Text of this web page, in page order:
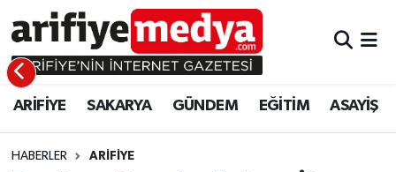
ARİFİYE SAKARYA GÜNDEM EĞİTİM ASAYİŞ
HABERLER ARİFİYE
ARİFİYE
SAKARYA
GÜNDEM
ARİFİYE
GÜNDEM
EĞİTİM
Sakarya Hava Durumu
Sakarya Namaz Vakitleri
Sakarya Trafik Yoğunluk Haritası